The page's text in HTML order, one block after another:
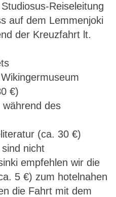
Reiseleitung
auf dem Lemmenjoki
der Kreuzfahrt lt.
€)
während des
(ca. 30 €)
nicht
empfehlen wir die
5 €) zum hotelnahen
die Fahrt mit dem